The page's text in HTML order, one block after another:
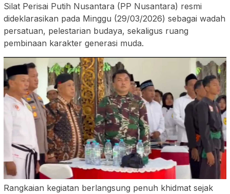
Silat Perisai Putih Nusantara (PP Nusantara) resmi
dideklarasikan pada Minggu (29/03/2026) sebagai wadah
persatuan, pelestarian budaya, sekaligus ruang
pembinaan karakter generasi muda.
Rangkaian kegiatan berlangsung penuh khidmat sejak